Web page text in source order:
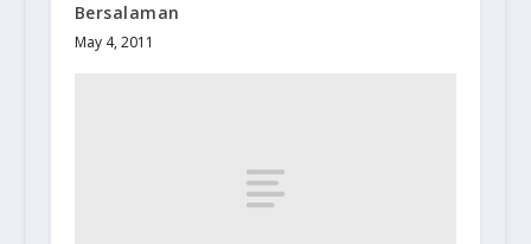
Bersalaman
May 4, 2011